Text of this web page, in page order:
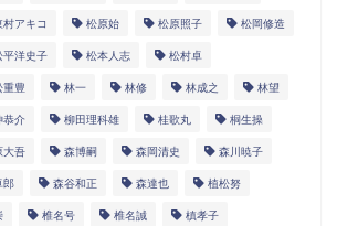
村アキコ 松原始 松原照子 松岡修造
平洋史子 松本人志 松村卓
重豊 林一 林修 林成之 林望
恭介 柳田理科雄 桂歌丸 桐生操
大吾 森博嗣 森岡清史 森川暁子
郎 森谷和正 森達也 植松努
椎名号 椎名誠 槙孝子